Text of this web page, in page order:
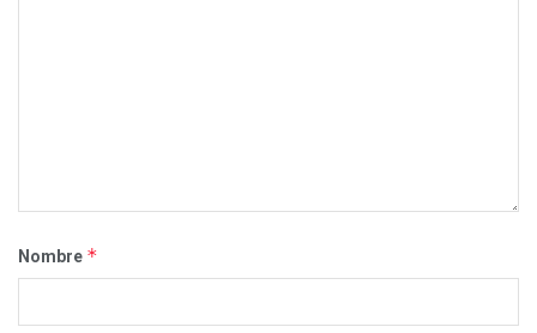
Nombre *